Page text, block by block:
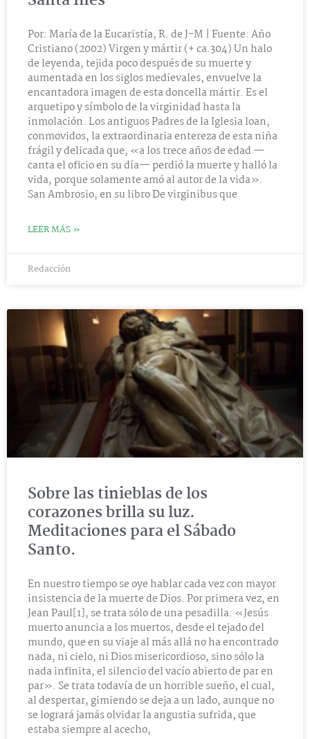
Por: María de la Eucaristía, R. de J-M | Fuente: Año
Cristiano (2002) Virgen y mártir (+ ca.304) Un halo
de leyenda, tejida poco después de su muerte y
aumentada en los siglos medievales, envuelve la
encantadora imagen de esta doncella mártir. Es el
arquetipo y símbolo de la virginidad hasta la
inmolación. Los antiguos Padres de la Iglesia loan,
conmovidos, la extraordinaria entereza de esta niña
frágil y delicada que, «a los trece años de edad —
canta el oficio en su día— perdió la muerte y halló la
vida, porque solamente amó al autor de la vida».
San Ambrosio, en su libro De virginibus que
LEER MÁS »
Redacción
Sobre las tinieblas de los
corazones brilla su luz.
Meditaciones para el Sábado
Santo.
En nuestro tiempo se oye hablar cada vez con mayor
insistencia de la muerte de Dios. Por primera vez, en
Jean Paul[1], se trata sólo de una pesadilla: «Jesús
muerto anuncia a los muertos, desde el tejado del
mundo, que en su viaje al más allá no ha encontrado
nada, ni cielo, ni Dios misericordioso, sino sólo la
nada infinita, el silencio del vacío abierto de par en
par». Se trata todavía de un horrible sueño, el cual,
al despertar, gimiendo se deja a un lado, aunque no
se logrará jamás olvidar la angustia sufrida, que
estaba siempre al acecho,